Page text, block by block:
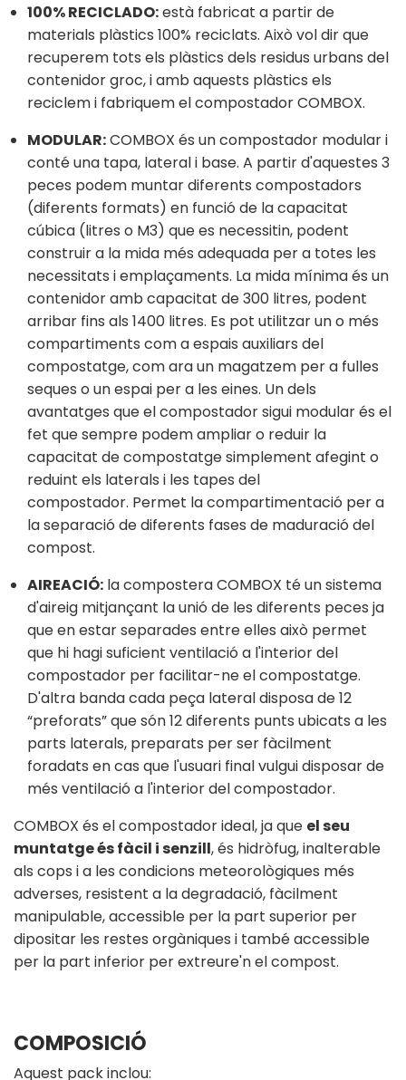
100% RECICLADO:està fabricat a partir de
materials plàstics 100% reciclats. Això vol dir que
recuperem tots els plàstics dels residus urbans del
contenidor groc, i amb aquests plàstics els
reciclem i fabriquem el compostador COMBOX.
MODULAR:COMBOX és un compostador modular i
conté una tapa, lateral i base. A partir d'aquestes 3
peces podem muntar diferents compostadors
(diferents formats) en funció de la capacitat
cúbica (litres o M3) que es necessitin, podent
construir a la mida més adequada per a totes les
necessitats i emplaçaments. La mida mínima és un
contenidor amb capacitat de 300 litres, podent
arribar fins als 1400 litres. Es pot utilitzar un o més
compartiments com a espais auxiliars del
compostatge, com ara un magatzem per a fulles
seques o un espai per a les eines. Un dels
avantatges que el compostador sigui modular és el
fet que sempre podem ampliar o reduir la
capacitat de compostatge simplement afegint o
reduint els laterals i les tapes del
compostador. Permet la compartimentació per a
la separació de diferents fases de maduració del
compost.
AIREACIÓ: la compostera COMBOX té un sistema
d'aireig mitjançant la unió de les diferents peces ja
que en estar separades entre elles això permet
que hi hagi suficient ventilació a l'interior del
compostador per facilitar-ne el compostatge.
D'altra banda cada peça lateral disposa de 12
“preforats” que són 12 diferents punts ubicats a les
parts laterals, preparats per ser fàcilment
foradats en cas que l'usuari final vulgui disposar de
més ventilació a l'interior del compostador.
COMBOX és el compostador ideal, ja que el seu
muntatge és fàcil i senzill, és hidròfug, inalterable
als cops i a les condicions meteorològiques més
adverses, resistent a la degradació, fàcilment
manipulable, accessible per la part superior per
dipositar les restes orgàniques i també accessible
per la part inferior per extreure'n el compost.
COMPOSICIÓ
Aquest pack inclou: